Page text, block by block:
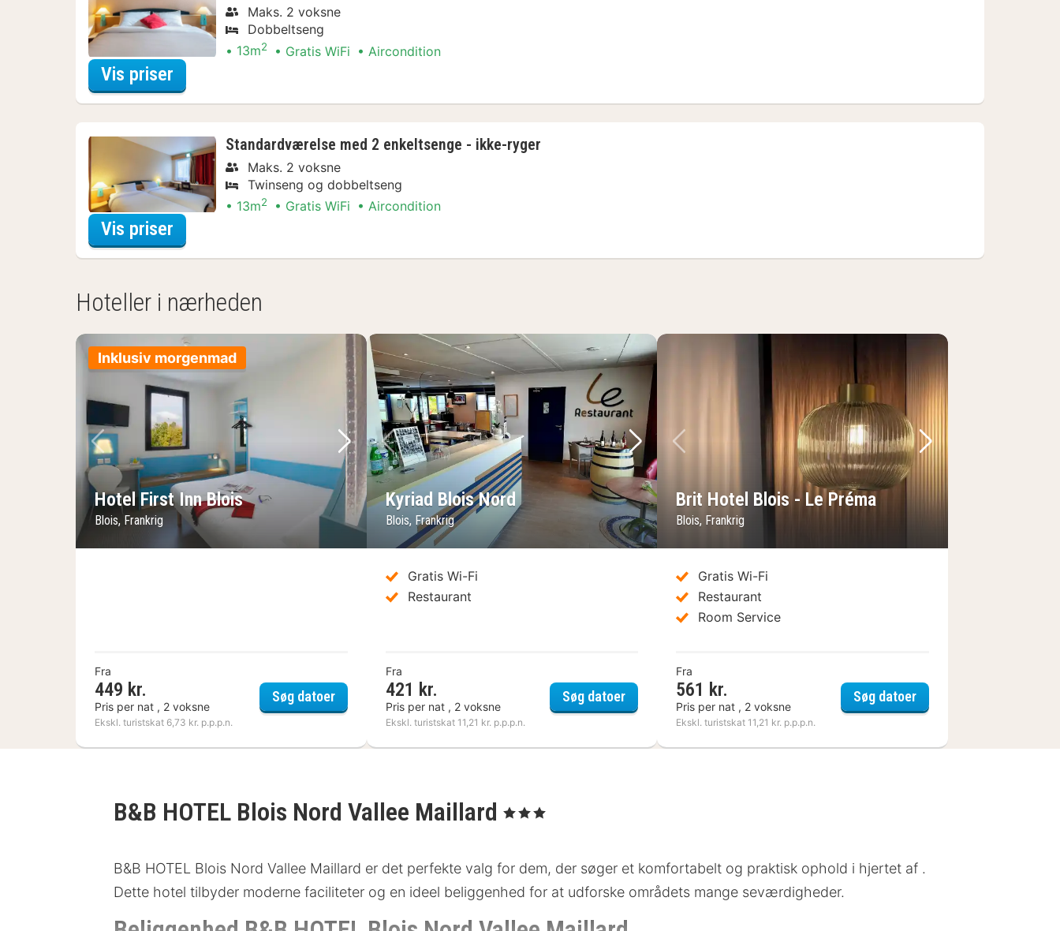
Maks. 2 voksne
Dobbeltseng
13m2 Gratis WiFi Aircondition
Vis priser
Standardværelse med 2 enkeltsenge - ikke-ryger
Maks. 2 voksne
Twinseng og dobbeltseng
13m2 Gratis WiFi Aircondition
Vis priser
Hoteller i nærheden
Inklusiv morgenmad
Forrige billede
Næste billede
Hotel First Inn Blois
Blois, Frankrig
Fra
449 kr.
Pris per nat , 2 voksne
Ekskl. turistskat 6,73 kr. p.p.p.n.
Søg datoerHotel First Inn Blois
Forrige billede
Næste billede
Kyriad Blois Nord
Blois, Frankrig
Gratis Wi-Fi
Restaurant
Fra
421 kr.
Pris per nat , 2 voksne
Ekskl. turistskat 11,21 kr. p.p.p.n.
Søg datoerKyriad Blois Nord
Forrige billede
Næste billede
Brit Hotel Blois - Le Préma
Blois, Frankrig
Gratis Wi-Fi
Restaurant
Room Service
Fra
561 kr.
Pris per nat , 2 voksne
Ekskl. turistskat 11,21 kr. p.p.p.n.
Søg datoerBrit Hotel Blois - Le
B&B HOTEL Blois Nord Vallee Maillard , 3 Stjerner
B&B HOTEL Blois Nord Vallee Maillard er det perfekte valg for dem, der søger et komfortabelt og praktisk ophold i hjertet af .
Dette hotel tilbyder moderne faciliteter og en ideel beliggenhed for at udforske områdets mange seværdigheder.